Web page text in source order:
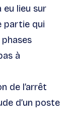
eu lieu sur
partie qui
à
de l’arrêt
d’un poste